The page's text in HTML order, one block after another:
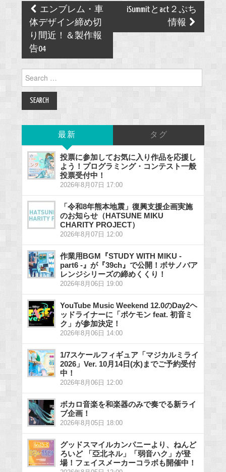
Post
navigation
エンブレム・車
体デザイン締め切
り間近！＆製作報
告04
iSummitとact２ぷち
情報
for:
最新 タグ
投票に参加してお気に入り作品を応援し
よう！プログラミング・コンテスト一般
投票受付中！
2026年8月07日 17:00
「令和8年熊本地震」復興支援企画実施
のお知らせ（HATSUNE MIKU
CHARITY PROJECT）
2026年8月07日 12:00
作業用BGM『STUDY WITH MIKU -
part6 -』が『39ch』で公開！ボサノバア
レンジシリーズの締めくくり！
2026年8月06日 19:00
YouTube Music Weekend 12.0のDay2ヘ
ッドライナーに「ポケモン feat. 初音ミ
ク」が参加決定！
2026年8月06日 14:00
1/7スケールフィギュア「マジカルミライ
2026」Ver. 10月14日(水)までご予約受付
中！
2026年8月06日 12:00
ボカロ音楽を和楽器のみで奏でる新ライ
ブ企画！
2026年8月05日 18:00
グッドスマイルカンパニーより、ねんど
ろいど 「亞北ネル」「弱音ハク」が登
場！フェイスメーカーコラボも開催中！